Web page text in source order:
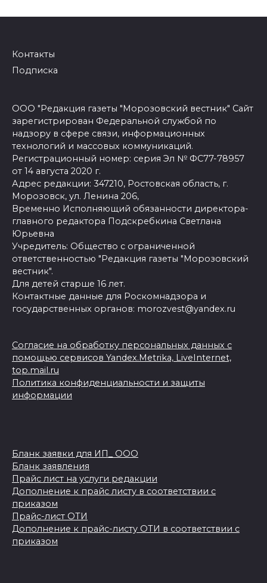
Контакты
Подписка
ООО "Редакция газеты "Морозовский вестник" Сайт
зарегистрирован Федеральной службой по
надзору в сфере связи, информационных
технологий и массовых коммуникаций.
Регистрационный номер: серия Эл № ФС77-78957
от 14 августа 2020 г.
Адрес редакции: 347210, Ростовская область, г.
Морозовск, ул. Ленина 206,
Временно Исполняющий обязанности директора-
главного редактора Подскребкина Светлана
Юрьевна
Учредитель: Общество с ограниченной
ответственностью "Редакция газеты "Морозовский
вестник".
Для детей старше 16 лет.
Контактные данные для Роскомнадзора и
государственных органов: morozvest@yandex.ru
Согласие на обработку персональных данных с
помощью сервисов Yandex.Metrika, LiveInternet,
top.mail.ru
Политика конфиденциальности и защиты
информации
Бланк заявки для ИП_ ООО
Бланк заявления
Прайс лист на услуги редакции
Дополнение к прайс листу в соответствии с
приказом
Прайс-лист ОТИ
Дополнение к прайс-листу ОТИ в соответствии с
приказом